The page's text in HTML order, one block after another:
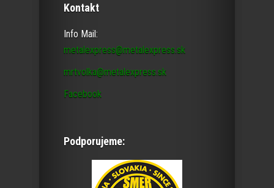
Kontakt
Info Mail:
metalexpress@metalexpress.sk
mrtvolka@metalexpress.sk
Facebook
Podporujeme: